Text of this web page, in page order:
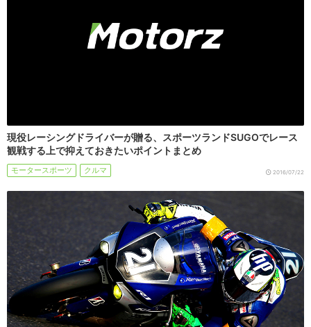
現役レーシングドライバーが贈る、スポーツランドSUGOでレース
観戦する上で抑えておきたいポイントまとめ
モータースポーツ クルマ 2016/07/22